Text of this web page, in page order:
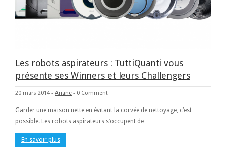
Les robots aspirateurs : TuttiQuanti vous
présente ses Winners et leurs Challengers
20 mars 2014 - Ariane - 0 Comment
Garder une maison nette en évitant la corvée de nettoyage, c’est
possible. Les robots aspirateurs s’occupent de…
En savoir plus